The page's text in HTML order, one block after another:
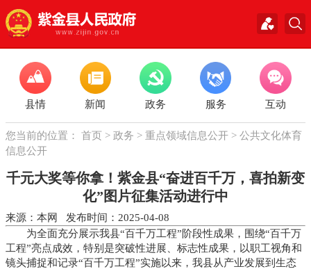
县情 新闻 政务 服务 互动
您当前的位置： 首页 > 政务 > 重点领域信息公开> 公共文化体育
信息公开
千元大奖等你拿！紫金县“奋进百千万，喜拍新变
化”图片征集活动进行中
来源：本网 发布时间：2025-04-08
为全面充分展示我县“百千万工程”阶段性成果，围绕“百千万
工程”亮点成效，特别是突破性进展、标志性成果，以职工视角和
镜头捕捉和记录“百千万工程”实施以来，我县从产业发展到生态